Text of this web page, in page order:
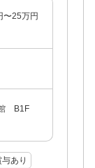
〜25万円
館 B1F
あり